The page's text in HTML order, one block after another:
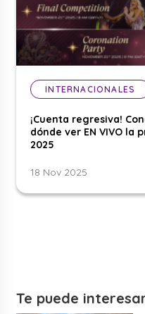
INTERNACIONALES
¡Cuenta regresiva!
dónde ver EN VIVO la
2025
18 Nov 2025
Te puede